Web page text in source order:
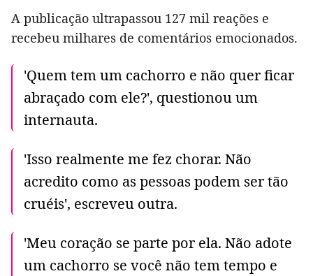
A publicação ultrapassou 127 mil reações e
recebeu milhares de comentários emocionados.
'Quem tem um cachorro e não quer ficar
abraçado com ele?', questionou um
internauta.
'Isso realmente me fez chorar. Não
acredito como as pessoas podem ser tão
cruéis', escreveu outra.
'Meu coração se parte por ela. Não adote
um cachorro se você não tem tempo e